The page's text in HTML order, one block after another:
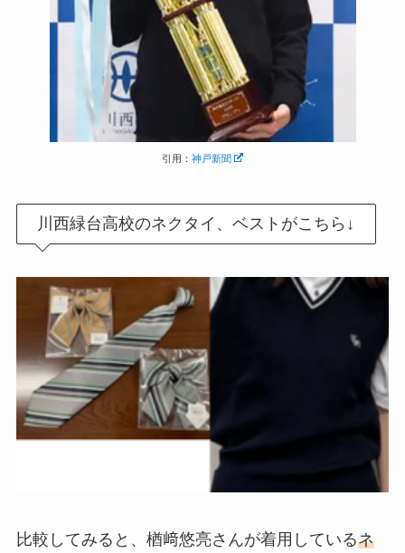
引用： 神戸新聞
川西緑台高校のネクタイ、ベストがこちら↓
比較してみると、楢﨑悠亮さんが着用しているネ